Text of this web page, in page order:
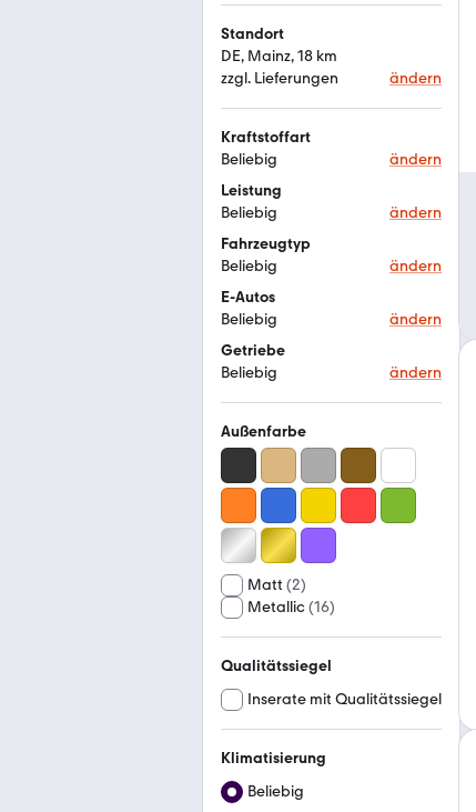
Standort
DE, Mainz, 18 km
zzgl. Lieferungen
ändern
Kraftstoffart
Beliebig
ändern
Leistung
Beliebig
ändern
Fahrzeugtyp
Beliebig
ändern
E-Autos
Beliebig
ändern
Getriebe
Beliebig
ändern
Außenfarbe
Matt (2)
Metallic(16)
Qualitätssiegel
Inserate mit Qualitätssiegel
Klimatisierung
Beliebig